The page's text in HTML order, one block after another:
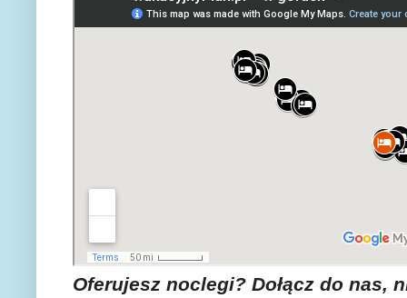
Oferujesz noclegi? Dołącz do nas,